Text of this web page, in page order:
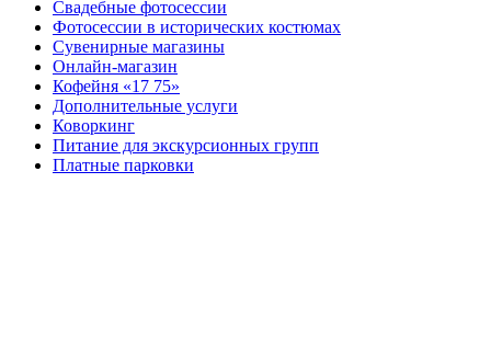
Свадебные фотосессии
Фотосессии в исторических костюмах
Сувенирные магазины
Онлайн-магазин
Кофейня «17 75»
Дополнительные услуги
Коворкинг
Питание для экскурсионных групп
Платные парковки